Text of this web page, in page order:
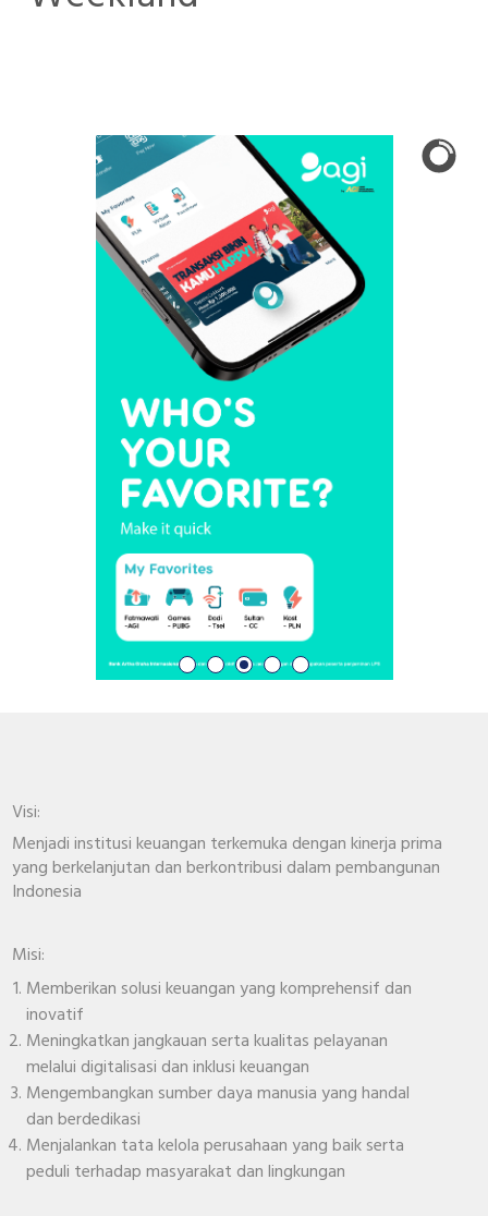
Visi:
Menjadi institusi keuangan terkemuka dengan kinerja prima
yang berkelanjutan dan berkontribusi dalam pembangunan
Indonesia
Misi:
Memberikan solusi keuangan yang komprehensif dan
inovatif
Meningkatkan jangkauan serta kualitas pelayanan
melalui digitalisasi dan inklusi keuangan
Mengembangkan sumber daya manusia yang handal
dan berdedikasi
Menjalankan tata kelola perusahaan yang baik serta
peduli terhadap masyarakat dan lingkungan